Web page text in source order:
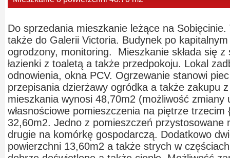
Do sprzedania mieszkanie leżące na
także do Galerii Victoria. Budynek po
ogrodzony, monitoring. Mieszkanie składa się
łazienki z toaletą a także przedpokoju. Lokal
odnowienia, okna PCV. Ogrzewanie stanowi
przepisania dzierżawy ogródka a także zakupu
mieszkania wynosi 48,70m2 (możliwość zmiany
własnościowe pomieszczenia na piętrze
32,60m2. Jedno z pomieszczeń przystosowane
drugie na komórkę gospodarczą. Dodatkowo
powierzchni 13,60m2 a także strych w